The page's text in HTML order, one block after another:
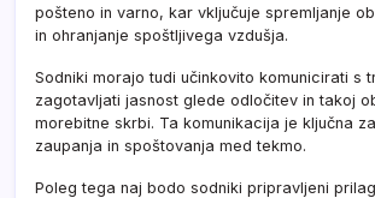
pošteno in varno, kar vključuje spremljanje
in ohranjanje spoštljivega vzdušja.
Sodniki morajo tudi učinkovito komunicirati s
zagotavljati jasnost glede odločitev in takoj
morebitne skrbi. Ta komunikacija je ključna
zaupanja in spoštovanja med tekmo.
Poleg tega naj bodo sodniki pripravljeni